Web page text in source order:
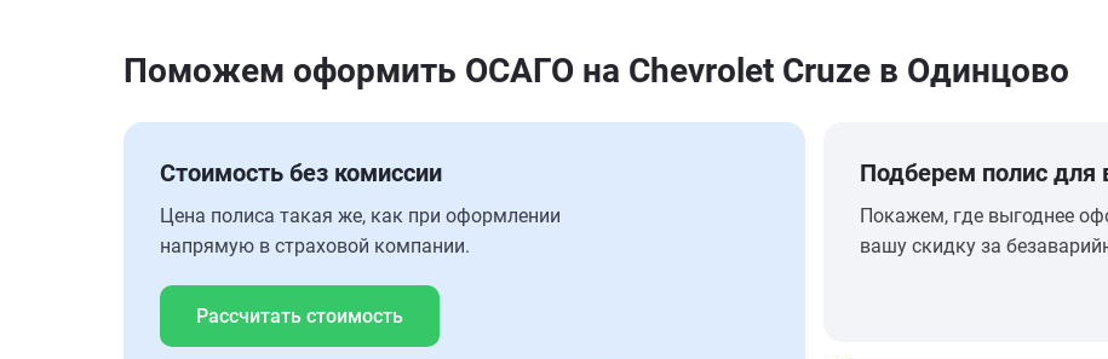
Поможем оформить ОСАГО на Chevrolet Cruze в Одинцово
Стоимость без комиссии
Цена полиса такая же, как при оформлении
напрямую в страховой компании.
Рассчитать стоимость
Подберем полис для
Покажем, где выгоднее
вашу скидку за